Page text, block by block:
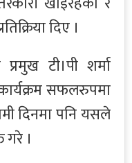
दिए ।
टी।पी शर्मा
सफलरुपमा
दिनमा पनि यसले
गरे ।